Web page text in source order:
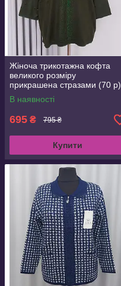
Жіноча трикотажна кофта
великого розміру
прикрашена стразами (70 р)
в кольорах
В наявності
695 ₴ 795 ₴
Купити